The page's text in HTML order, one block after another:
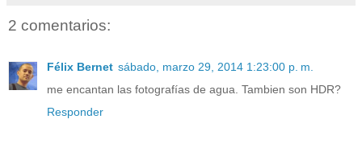
2 comentarios:
Félix Bernet sábado, marzo 29, 2014 1:23:00 p. m.
me encantan las fotografías de agua. Tambien son HDR?
Responder